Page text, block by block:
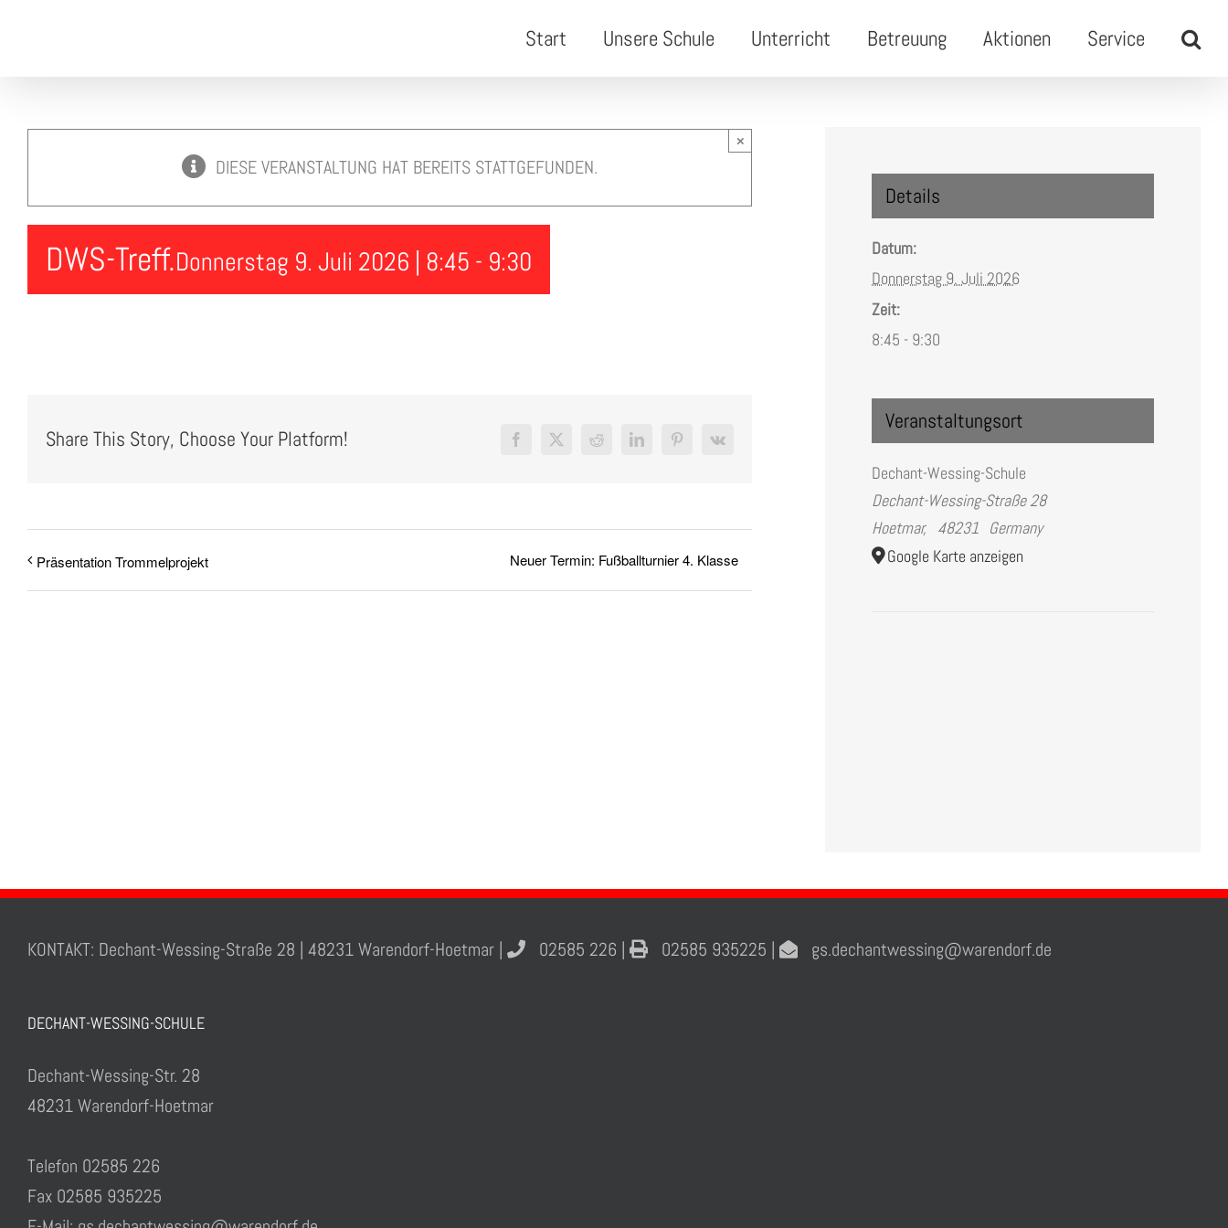
Start Unsere Schule Unterricht Betreuung Aktionen Service
DIESE VERANSTALTUNG HAT BEREITS STATTGEFUNDEN.
×
DWS-Treff.Donnerstag 9. Juli 2026 | 8:45 - 9:30
Share This Story, Choose Your Platform! Facebook
X Reddit LinkedInPinterest
Vk
Präsentation Trommelprojekt Neuer Termin: Fußballturnier 4. Klasse
Details
Datum:
Donnerstag 9. Juli 2026
Zeit:
8:45 - 9:30
Veranstaltungsort
Dechant-Wessing-Schule
Dechant-Wessing-Straße 28
Hoetmar, 48231 Germany
Google Karte anzeigen
KONTAKT: Dechant-Wessing-Straße 28 | 48231 Warendorf-Hoetmar | 02585 226 | 02585 935225 | gs.dechantwessing@warendorf.de
DECHANT-WESSING-SCHULE
Dechant-Wessing-Str. 28
48231 Warendorf-Hoetmar
Telefon 02585 226
Fax 02585 935225